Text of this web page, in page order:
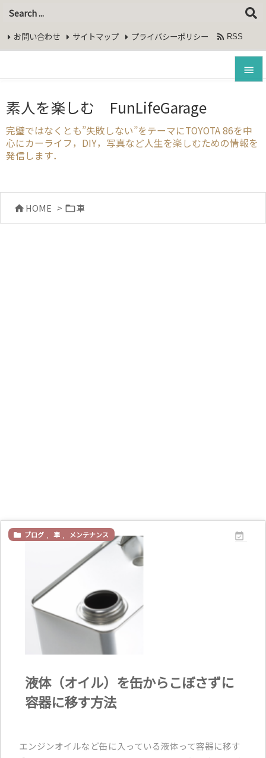
google-site-


サイド

お問い合わせ サイトマップ プライバシーポリシー  RSS
素人を楽しむ FunLifeGarage
完璧ではなくとも”失敗しない”をテーマにTOYOTA 86を中
心にカーライフ，DIY，写真など人生を楽しむための情報を
発信します．
 HOME > 車

 ブログ 車 メンテナンス
液体（オイル）を缶からこぼさずに
容器に移す方法
エンジンオイルなど缶に入っている液体って容器に移す